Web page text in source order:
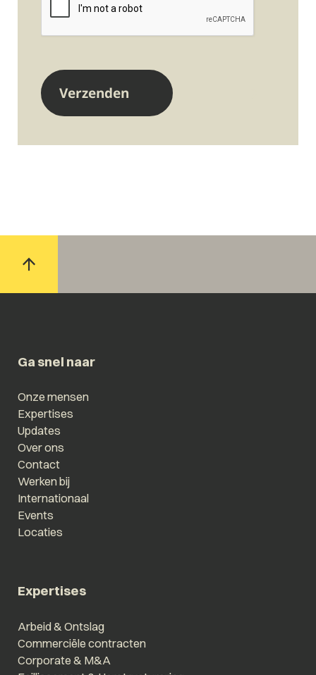
Ga snel naar
Onze mensen
Expertises
Updates
Over ons
Contact
Werken bij
Internationaal
Events
Locaties
Expertises
Arbeid & Ontslag
Commerciële contracten
Corporate & M&A